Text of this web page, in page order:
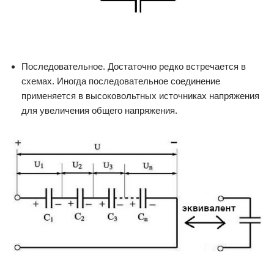
Последовательное. Достаточно редко встречается в
схемах. Иногда последовательное соединение
применяется в высоковольтных источниках напряжения
для увеличения общего напряжения.